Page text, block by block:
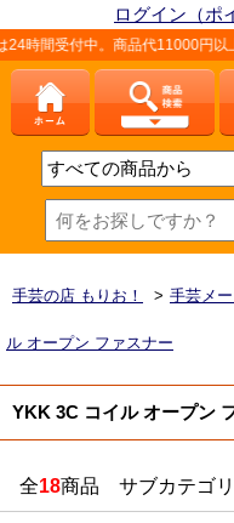
ログイン（ポ
受付中。商品代11000円以上
手芸の店 もりお！ > 手芸メ
ル オープン ファスナー
YKK 3C コイル オープン
全18商品 サブカテゴリ